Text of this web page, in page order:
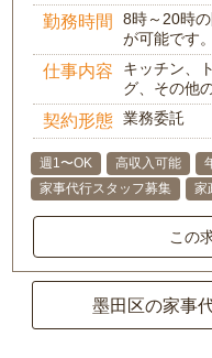
勤務時間
8時～20時
が可能です
仕事内容
キッチン、
グ、その他
契約形態 業務委託
週1〜OK 高収入可能
家事代行スタッフ募集
家
この
墨田区の家事